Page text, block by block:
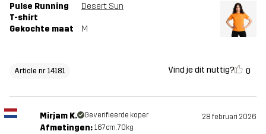
Pulse Running
T-shirt
Desert Sun
Gekochte maat M
Article nr 14181 Vind je dit nuttig? 0
Mirjam K. Geverifieerde koper 28 februari 2026
Afmetingen: 167cm, 70kg